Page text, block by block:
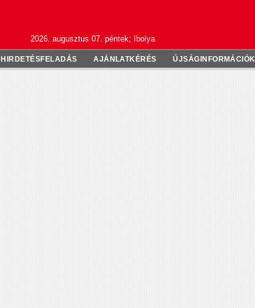
2026. augusztus 07. péntek; Ibolya
HIRDETÉSFELADÁS AJÁNLATKÉRÉS ÚJSÁGINFORMÁCIÓK